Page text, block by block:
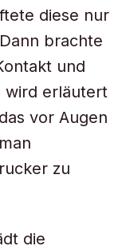
diese nur
brachte
und
wird erläutert
vor Augen
zu
die